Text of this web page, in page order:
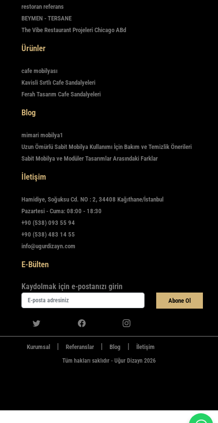
restoran referans
BEYMEN - TERSANE
The Vibe Restaurant Projeleri Chicago ABd
Ürünler
cafe mobilyası
Kavisli Sırtlı Cafe Sandalyeleri
Ferah Tasarım Cafe Sandalyeleri
Blog
mimari mobilya1
Uzun Ömürlü Sabit Mobilya Kullanımı İçin Bakım ve Temizlik Önerileri
Sabit Mobilya ve Modüler Tasarımlar Arasındaki Farklar
İletişim
Hamidiye, Soğuksu Cd. NO : 2, 34408 Kağıthane/İstanbul
Pazartesi - Cuma: 08:00 - 18:30
+90 (538) 093 55 94
+90 (538) 483 14 55
info@ugurdizayn.com
E-Bülten
Kaydolmak için e-postanızı girin
Abone Ol
Kurumsal | Referanslar | Blog | İletişim
Tüm hakları saklıdır - Uğur Dizayn 2026